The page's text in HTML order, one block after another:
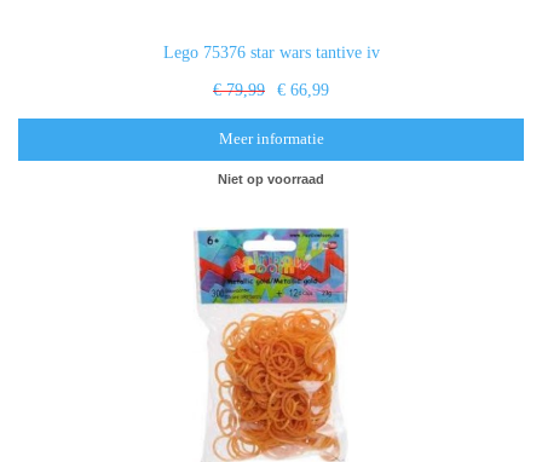
Lego 75376 star wars tantive iv
€ 79,99 € 66,99
Meer informatie
Niet op voorraad